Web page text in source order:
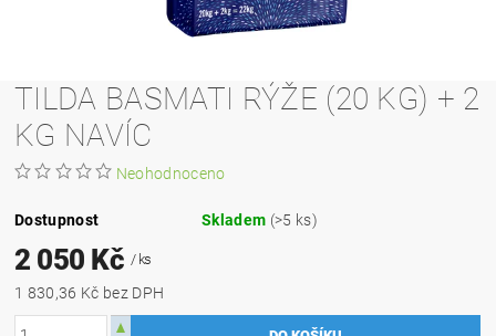
TILDA BASMATI RÝŽE (20 KG) + 2
KG NAVÍC
Neohodnoceno
Dostupnost Skladem (>5 ks)
2 050 Kč / ks
1 830,36 Kč bez DPH